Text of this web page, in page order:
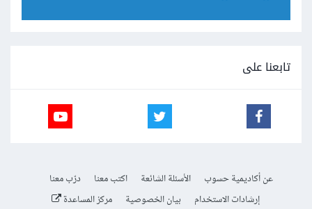
تابعنا على
عن أكاديمية حسوب الأسئلة الشائعة اكتب معنا
درّب معنا
إرشادات الاستخدام
بيان الخصوصية مركز المساعدة